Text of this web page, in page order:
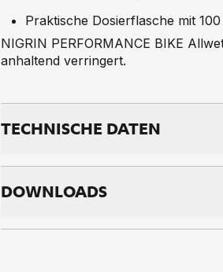
Praktische Dosierflasche mit
NIGRIN PERFORMANCE BIKE
anhaltend verringert.
TECH­NI­SCHE DA­TEN
DOWNLOADS